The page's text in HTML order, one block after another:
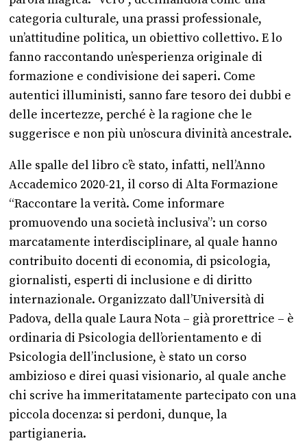
categoria culturale, una prassi professionale,
un’attitudine politica, un obiettivo collettivo. E lo
fanno raccontando un’esperienza originale di
formazione e condivisione dei saperi. Come
autentici illuministi, sanno fare tesoro dei dubbi e
delle incertezze, perché è la ragione che le
suggerisce e non più un’oscura divinità ancestrale.
Alle spalle del libro c’è stato, infatti, nell’Anno
Accademico 2020-21, il corso di Alta Formazione
“Raccontare la verità. Come informare
promuovendo una società inclusiva”: un corso
marcatamente interdisciplinare, al quale hanno
contribuito docenti di economia, di psicologia,
giornalisti, esperti di inclusione e di diritto
internazionale. Organizzato dall’Università di
Padova, della quale Laura Nota – già prorettrice – è
ordinaria di Psicologia dell’orientamento e di
Psicologia dell’inclusione, è stato un corso
ambizioso e direi quasi visionario, al quale anche
chi scrive ha immeritatamente partecipato con una
piccola docenza: si perdoni, dunque, la
partigianeria.